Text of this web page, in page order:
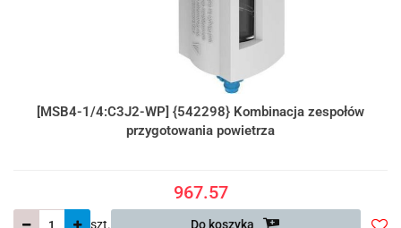
[MSB4-1/4:C3J2-WP] {542298} Kombinacja zespołów
przygotowania powietrza
967.57
szt. Do koszyka